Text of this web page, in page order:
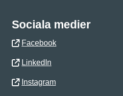
Sociala medier
Facebook
LinkedIn
Instagram